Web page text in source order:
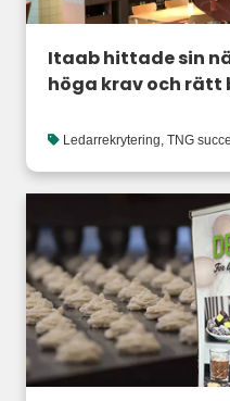
Itaab hittade sin
höga krav och rätt
Ledarrekrytering, TNG